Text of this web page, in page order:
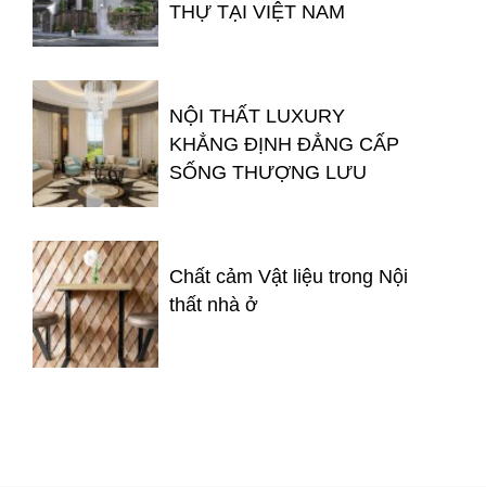
THỰ TẠI VIỆT NAM
NỘI THẤT LUXURY
KHẲNG ĐỊNH ĐẲNG CẤP
SỐNG THƯỢNG LƯU
Chất cảm Vật liệu trong Nội
thất nhà ở